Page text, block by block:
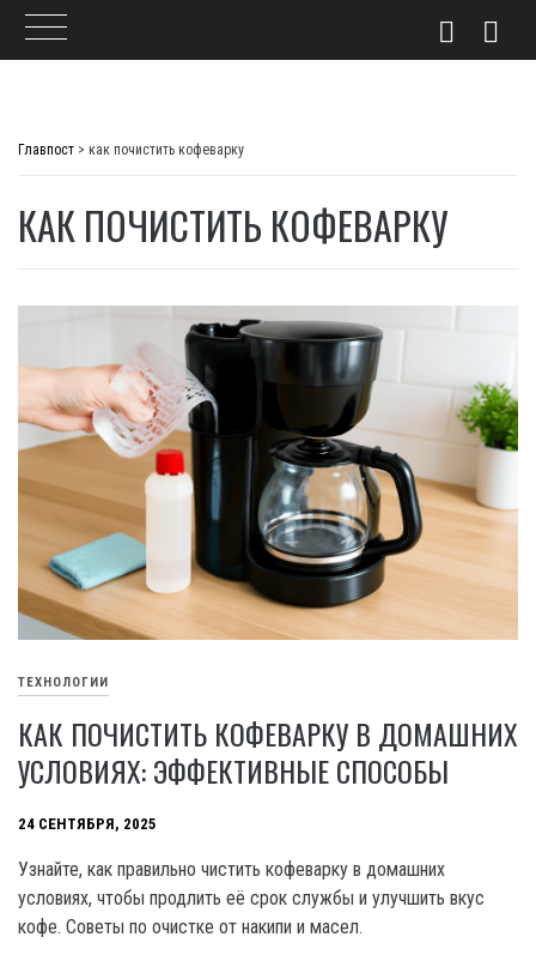
Главпост > как почистить кофеварку
КАК ПОЧИСТИТЬ КОФЕВАРКУ
ТЕХНОЛОГИИ
КАК ПОЧИСТИТЬ КОФЕВАРКУ В ДОМАШНИХ
УСЛОВИЯХ: ЭФФЕКТИВНЫЕ СПОСОБЫ
24 СЕНТЯБРЯ, 2025
Узнайте, как правильно чистить кофеварку в домашних
условиях, чтобы продлить её срок службы и улучшить вкус
кофе. Советы по очистке от накипи и масел.